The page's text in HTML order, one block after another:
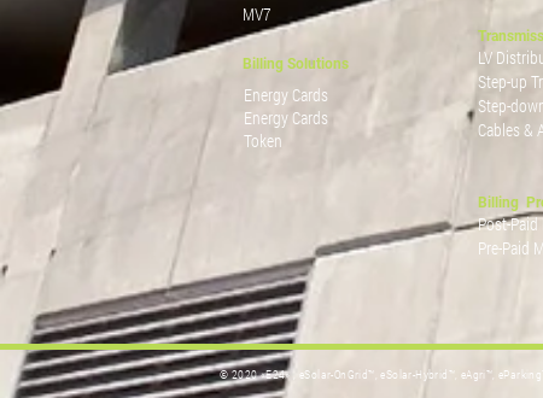
MV7
Billing Solutions
Energy Cards
Energy Cards
Token
LV
Step-up
Step-
Cables &
Billing
Post-
Pre-Paid
© 2020 «E24» , eSolar-OnGrid™, eSolar-Hybrid™, eAgri™,